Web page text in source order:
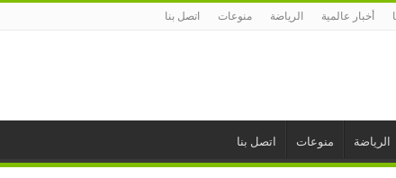
أخبار عالمية الرياضة منوعات اتصل بنا
الرياضة منوعات اتصل بنا